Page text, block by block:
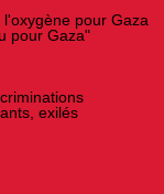
pour Gaza
pour Gaza"
exilés